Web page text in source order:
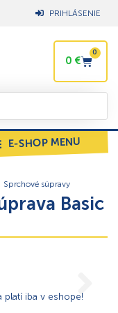
PRIHLÁSENIE
0 €
0
E-SHOP MENU
Sprchové súpravy
Basic
platí iba v eshope!